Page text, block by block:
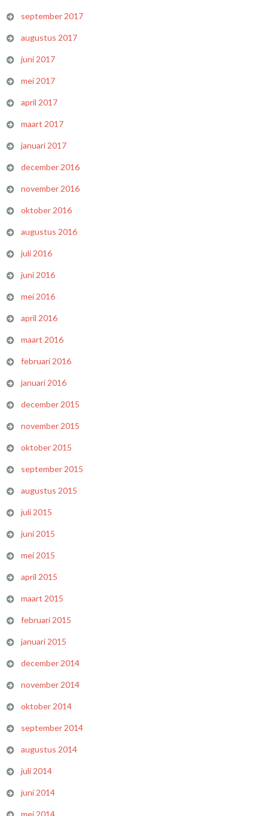
september 2017
augustus 2017
juni 2017
mei 2017
april 2017
maart 2017
januari 2017
december 2016
november 2016
oktober 2016
augustus 2016
juli 2016
juni 2016
mei 2016
april 2016
maart 2016
februari 2016
januari 2016
december 2015
november 2015
oktober 2015
september 2015
augustus 2015
juli 2015
juni 2015
mei 2015
april 2015
maart 2015
februari 2015
januari 2015
december 2014
november 2014
oktober 2014
september 2014
augustus 2014
juli 2014
juni 2014
mei 2014